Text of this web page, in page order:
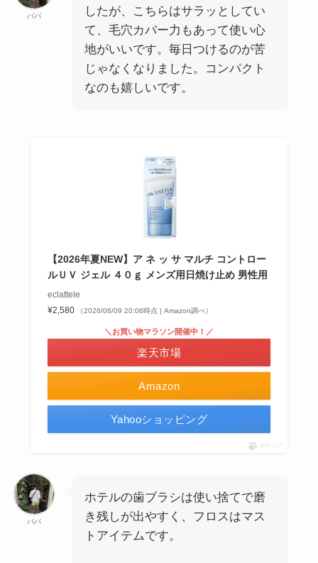
パパ
したが、こちらはサラッとしてい
て、毛穴カバー力もあって使い心
地がいいです。毎日つけるのが苦
じゃなくなりました。コンパクト
なのも嬉しいです。
【2026年夏NEW】ア ネ ッ サ マルチ コントロー
ルＵＶ ジェル ４０ｇ メンズ用日焼け止め 男性用
eclattele
¥2,580
（2026/08/09 20:06時点 | Amazon調べ）
Amazon
＼お買い物マラソン開催中！／
楽天市場
Yahooショッピング
ポチップ
パパ
ホテルの歯ブラシは使い捨てで磨
き残しが出やすく、フロスはマス
トアイテムです。